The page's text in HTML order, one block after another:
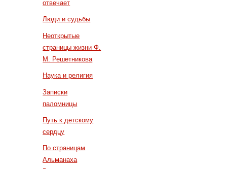
отвечает
Люди и судьбы
Неоткрытые
страницы жизни Ф.
М. Решетникова
Наука и религия
Записки
паломницы
Путь к детскому
сердцу
По страницам
Альманаха